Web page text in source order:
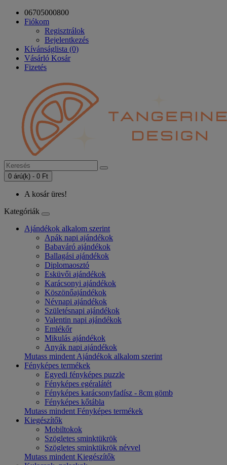
06705000800
Fiókom
Regisztrálok
Bejelentkezés
Kívánságlista (0)
Vásárló Kosár
Fizetés
0 árú(k) - 0 Ft
A kosár üres!
Kategóriák
Ajándékok alkalom szerint
Apák napi ajándékok
Babaváró ajándékok
Ballagási ajándékok
Diplomaosztó
Esküvői ajándékok
Karácsonyi ajándékok
Köszönőajándékok
Névnapi ajándékok
Születésnapi ajándékok
Valentin napi ajándékok
Emlékőr
Mikulás ajándékok
Anyák napi ajándékok
Mutass mindent Ajándékok alkalom szerint
Fényképes termékek
Egyedi fényképes puzzle
Fényképes egéralátét
Fényképes karácsonyfadísz - 8cm gömb
Fényképes kőtábla
Mutass mindent Fényképes termékek
Kiegészítők
Mobiltokok
Szögletes sminktükrök
Szögletes sminktükrök névvel
Mutass mindent Kiegészítők